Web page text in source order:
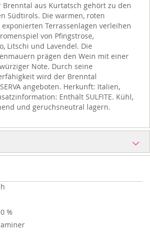
Brenntal aus Kurtatsch gehört zu den
Südtirols. Die warmen, roten
Terrassenlagen verleihen
von Pfingstrose,
Litschi und Lavendel. Die
prägen den Wein mit einer
Note. Durch seine
wird der Brenntal
angeboten. Herkunft: Italien,
Enthält SULFITE. Kühl,
und geruchsneutral lagern.
%